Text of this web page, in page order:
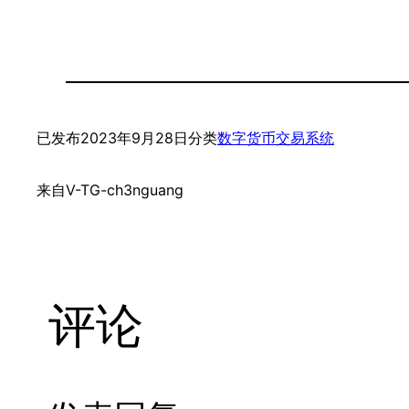
已发布2023年9月28日分类数字货币交易系统
来自V-TG-ch3nguang
评论